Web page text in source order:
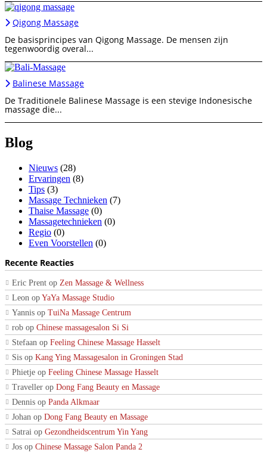
Qigong Massage
De basisprincipes van Qigong Massage. De mensen zijn
tegenwoordig overal...
Balinese Massage
De Traditionele Balinese Massage is een stevige Indonesische
massage die...
Blog
Nieuws (28)
Ervaringen (8)
Tips (3)
Massage Technieken (7)
Thaise Massage (0)
Massagetechnieken (0)
Regio (0)
Even Voorstellen (0)
Recente Reacties
Eric Prent op Zen Massage & Wellness
Leon op YaYa Massage Studio
Yannis op TuiNa Massage Centrum
rob op Chinese massagesalon Si Si
Stefaan op Feeling Chinese Massage Hasselt
Sis op Kang Ying Massagesalon in Groningen Stad
Phietje op Feeling Chinese Massage Hasselt
Traveller op Dong Fang Beauty en Massage
Dennis op Panda Alkmaar
Johan op Dong Fang Beauty en Massage
Satrai op Gezondheidscentrum Yin Yang
Jos op Chinese Massage Salon Panda 2